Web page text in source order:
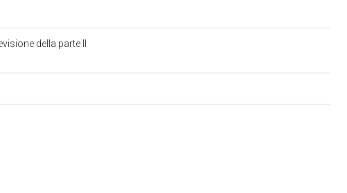
della parte II